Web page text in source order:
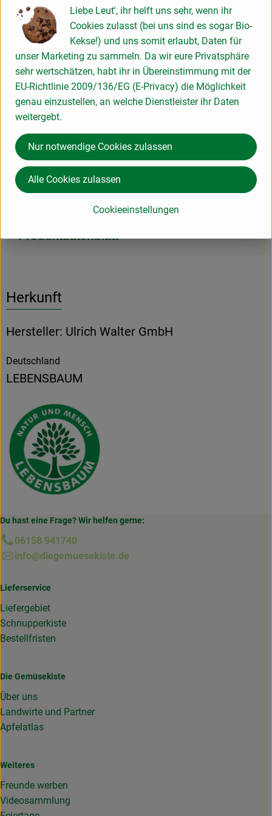
Schwierigkeit:
einfach 6Zutaten einfach
Info
Produktinformationen
Zutaten
Produktdatenblatt
Herkunft
Hersteller: Ulrich Walter GmbH
Deutschland
LEBENSBAUM
Du hast eine Frage? Wir helfen gerne:
06158 941740
info@diegemuesekiste.de
Lieferservice
Liefergebiet
Schnupperkiste
Bestellfristen
Die Gemüsekiste
Über uns
Landwirte und Partner
Apfelatlas
Weiteres
Freunde werben
Videosammlung
Liebe Leut', ihr helft uns sehr, wenn ihr
Cookies zulasst (bei uns sind es sogar Bio-
Kekse!) und uns somit erlaubt, Daten für
unser Marketing zu sammeln. Da wir eure Privatsphäre
sehr wertschätzen, habt ihr in Übereinstimmung mit der
EU-Richtlinie 2009/136/EG (E-Privacy) die Möglichkeit
genau einzustellen, an welche Dienstleister ihr Daten
weitergebt.
Cookieeinstellungen
Nur notwendige Cookies zulassen
Alle Cookies zulassen